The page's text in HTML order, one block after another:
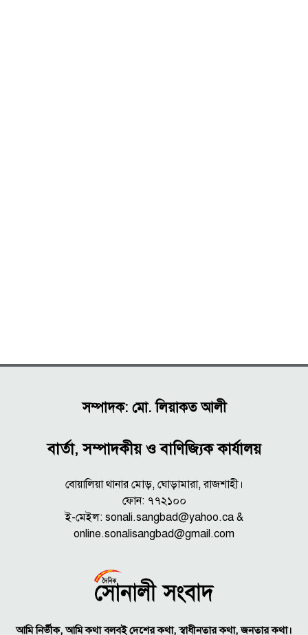
সম্পাদক: মো. লিয়াকত আলী
বার্তা, সম্পাদকীয় ও বাণিজ্যিক কার্যালয়
বোয়ালিয়া থানার মোড়, ঘোড়ামারা, রাজশাহী।
ফোন: ৭৭২১০০
ই-মেইল: sonali.sangbad@yahoo.ca &
online.sonalisangbad@gmail.com
আমি নির্ভীক, আমি কথা বলবই দেশের কথা, স্বাধীনতার কথা, জনতার কথা।